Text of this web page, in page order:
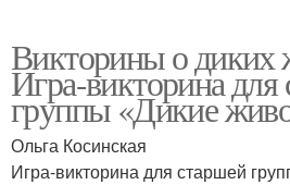
Викторины о диких
Игра-викторина для
группы «Дикие
Ольга Косинская
Игра-викторина для старшей